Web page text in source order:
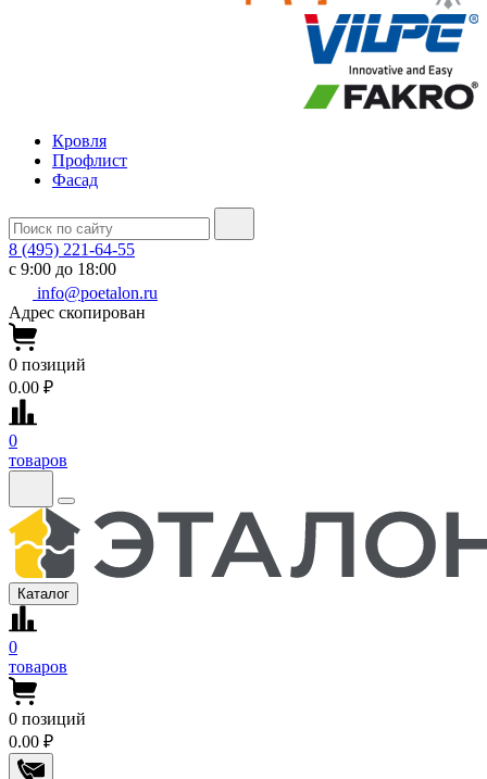
Кровля
Профлист
Фасад
8 (495) 221-64-55
с 9:00 до 18:00
info@poetalon.ru
Адрес скопирован
0 позиций
0.00 ₽
0
товаров
Каталог
0
товаров
0 позиций
0.00 ₽